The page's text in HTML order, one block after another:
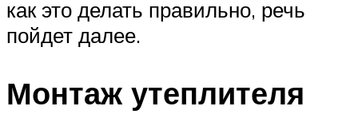
как это делать правильно, речь
пойдет далее.
Монтаж утеплителя